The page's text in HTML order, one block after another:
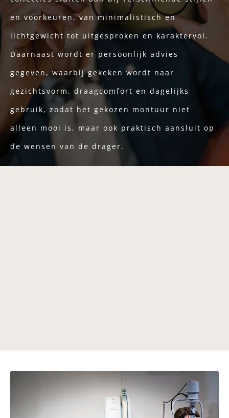
en voorkeuren, van minimalistisch en
lichtgewicht tot uitgesproken en karaktervol.
Daarnaast wordt er persoonlijk advies
gegeven, waarbij gekeken wordt naar
gezichtsvorm, draagcomfort en dagelijks
gebruik, zodat het gekozen montuur niet
alleen mooi is, maar ook praktisch aansluit op
de wensen van de drager.